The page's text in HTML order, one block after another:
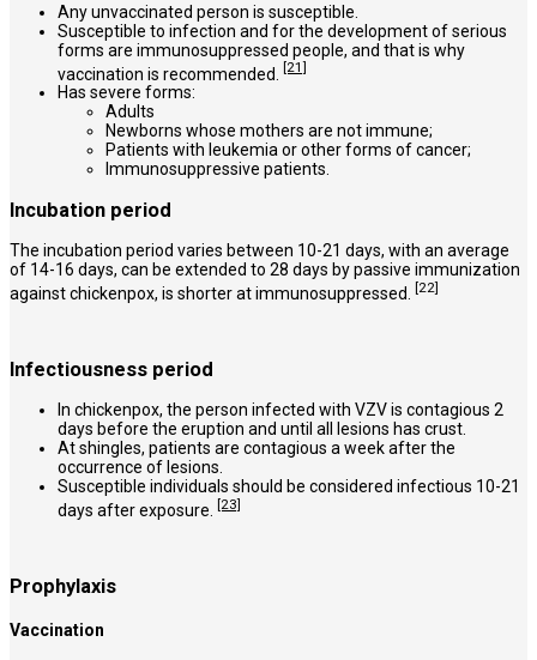
Any unvaccinated person is susceptible.
Susceptible to infection and for the development of serious
forms are immunosuppressed people, and that is why
vaccination is recommended.
[21]
Has severe forms:
Adults
Newborns whose mothers are not immune;
Patients with leukemia or other forms of cancer;
Immunosuppressive patients.
Incubation period
The incubation period varies between 10-21 days, with an average
of 14-16 days, can be extended to 28 days by passive immunization
against chickenpox, is shorter atimmunosuppressed [22]
Infectiousness period
In chickenpox, the person infected with VZV is contagious 2
days before the eruption and until all lesions has crust.
At shingles, patients are contagious a week after the
occurrence of lesions.
Susceptible individuals should be considered infectious 10-21
days after exposure.
[23]
Prophylaxis
Vaccination